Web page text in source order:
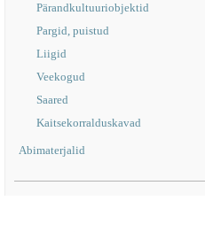
Pärandkultuuriobjektid
Pargid, puistud
Liigid
Veekogud
Saared
Kaitsekorralduskavad
Abimaterjalid